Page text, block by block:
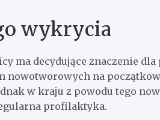
wykrycia
ma decydujące znaczenie
nowotworowych na
w kraju z powodu tego
profilaktyka.